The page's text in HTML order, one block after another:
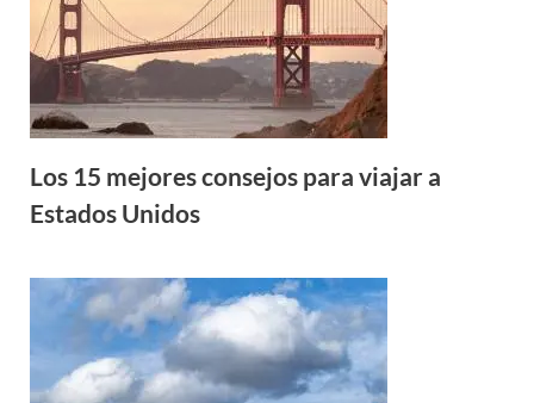
Los 15 mejores consejos para viajar a
Estados Unidos